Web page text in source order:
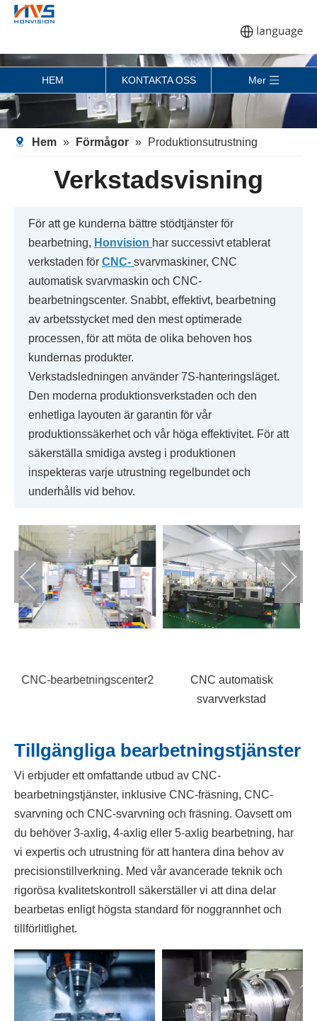
HEM KONTAKTA OSS Mer
Hem » Förmågor » Produktionsutrustning
Verkstadsvisning
För att ge kunderna bättre stödtjänster för
bearbetning, Honvision har successivt etablerat
verkstaden för CNC- svarvmaskiner, CNC
automatisk svarvmaskin och CNC-
bearbetningscenter. Snabbt, effektivt, bearbetning
av arbetsstycket med den mest optimerade
processen, för att möta de olika behoven hos
kundernas produkter.
Verkstadsledningen använder 7S-hanteringsläget.
Den moderna produktionsverkstaden och den
enhetliga layouten är garantin för vår
produktionssäkerhet och vår höga effektivitet. För att
säkerställa smidiga avsteg i produktionen
inspekteras varje utrustning regelbundet och
underhålls vid behov.
CNC-bearbetningscenter2
CNC automatisk
Tillgängliga bearbetningstjänster
Vi erbjuder ett omfattande utbud av CNC-
bearbetningstjänster, inklusive CNC-fräsning, CNC-
svarvning och CNC-svarvning och fräsning. Oavsett om
du behöver 3-axlig, 4-axlig eller 5-axlig bearbetning, har
vi expertis och utrustning för att hantera dina behov av
precisionstillverkning. Med vår avancerade teknik och
rigorösa kvalitetskontroll säkerställer vi att dina delar
bearbetas enligt högsta standard för noggrannhet och
tillförlitlighet.